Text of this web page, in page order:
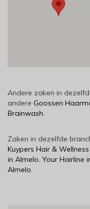
Andere zaken in
andere Goossen
Brainwash.
Zaken in dezelfde
Kuypers Hair &
in Almelo, Your Hairline
Almelo.